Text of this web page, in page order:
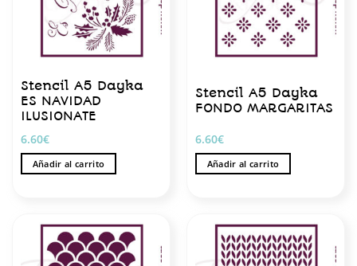
Stencil A5 Dayka
ES NAVIDAD
ILUSIONATE
6.60€
Añadir al carrito
Stencil A5 Dayka
FONDO MARGARITAS
6.60€
Añadir al carrito